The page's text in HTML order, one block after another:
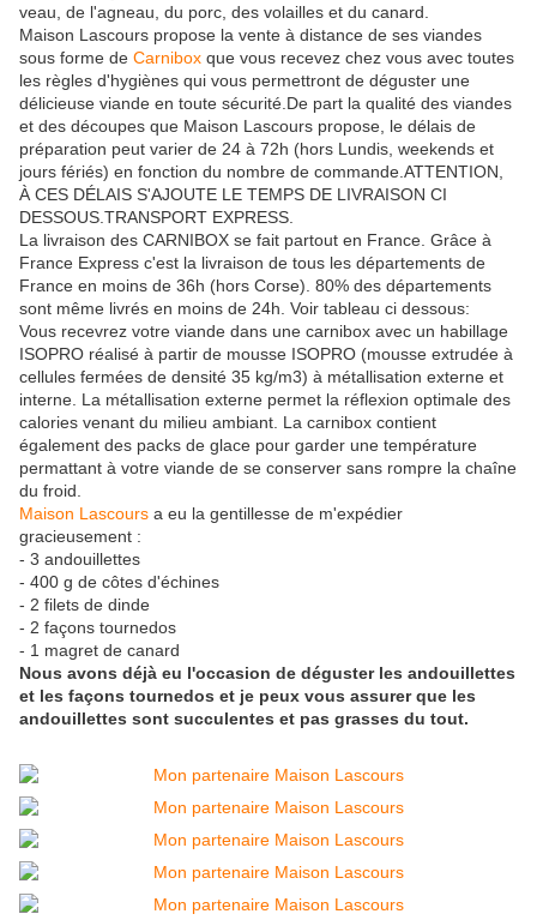
veau, de l'agneau, du porc, des volailles et du canard.
Maison Lascours propose la vente à distance de ses viandes
sous forme de Carnibox que vous recevez chez vous avec toutes
les règles d'hygiènes qui vous permettront de déguster une
délicieuse viande en toute sécurité.De part la qualité des viandes
et des découpes que Maison Lascours propose, le délais de
préparation peut varier de 24 à 72h (hors Lundis, weekends et
jours fériés) en fonction du nombre de commande.ATTENTION,
À CES DÉLAIS S'AJOUTE LE TEMPS DE LIVRAISON CI
DESSOUS.TRANSPORT EXPRESS.
La livraison des CARNIBOX se fait partout en France. Grâce à
France Express c'est la livraison de tous les départements de
France en moins de 36h (hors Corse). 80% des départements
sont même livrés en moins de 24h. Voir tableau ci dessous:
Vous recevrez votre viande dans une carnibox avec un habillage
ISOPRO réalisé à partir de mousse ISOPRO (mousse extrudée à
cellules fermées de densité 35 kg/m3) à métallisation externe et
interne. La métallisation externe permet la réflexion optimale des
calories venant du milieu ambiant. La carnibox contient
également des packs de glace pour garder une température
permattant à votre viande de se conserver sans rompre la chaîne
du froid.
Maison Lascours a eu la gentillesse de m'expédier
gracieusement :
- 3 andouillettes
- 400 g de côtes d'échines
- 2 filets de dinde
- 2 façons tournedos
- 1 magret de canard
Nous avons déjà eu l'occasion de déguster les andouillettes
et les façons tournedos et je peux vous assurer que les
andouillettes sont succulentes et pas grasses du tout.